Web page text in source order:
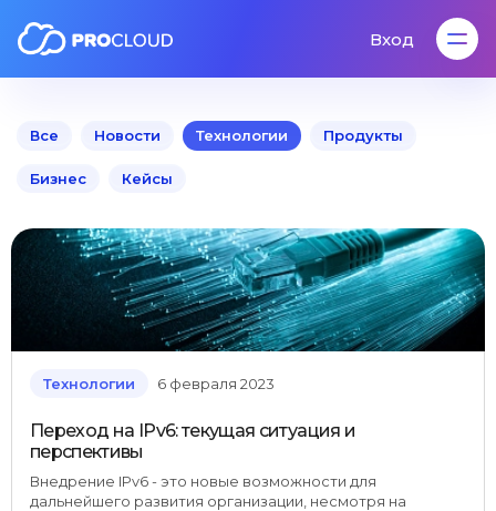
Вход
Все Новости Технологии Продукты
Бизнес Кейсы
Технологии 6 февраля 2023
Переход на IPv6: текущая ситуация и
перспективы
Внедрение IPv6 - это новые возможности для
дальнейшего развития организации, несмотря на